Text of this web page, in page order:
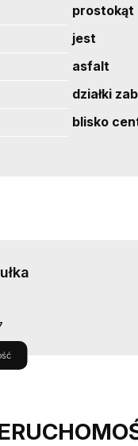
prostokąt
jest
asfalt
działki
blisko